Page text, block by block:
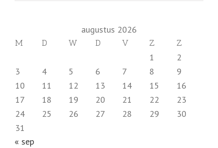
augustus 2026
M D W D V Z Z
1
2
3
4 5 6 7 8
9
10
11 12 13 14 15
16
17
18 19 20 21 22
23
24
25 26 27 28 29
30
31
« sep